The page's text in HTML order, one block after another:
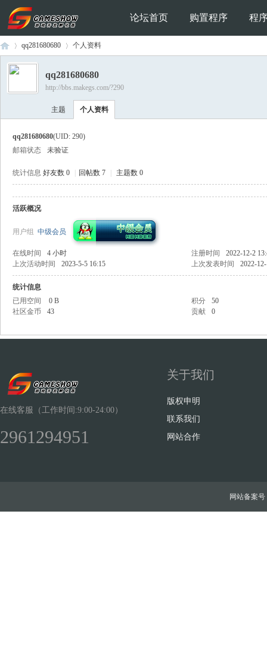
论坛首页 购置程序 程
Sh
›
qq281680680 个人资料
qq281680680
http://bbs.makegs.com/?290
主题 个人资料
qq281680680(UID: 290)
邮箱状态
未验证
统计信息 好友数 0 回帖数 7 主题数 0
活跃概况
用户组 中级会员
在线时间 4 小时 注册时间
2022-12-2
上次活动时间
2023-5-5 16:15 上次发表时间 2022-
统计信息
已用空间
0 B 积分
50
社区金币
43 贡献 0
在线客服（工作时间:9:00-24:00）
2961294951
关于我们
版权申明
联系我们
网站合作
网站备案号